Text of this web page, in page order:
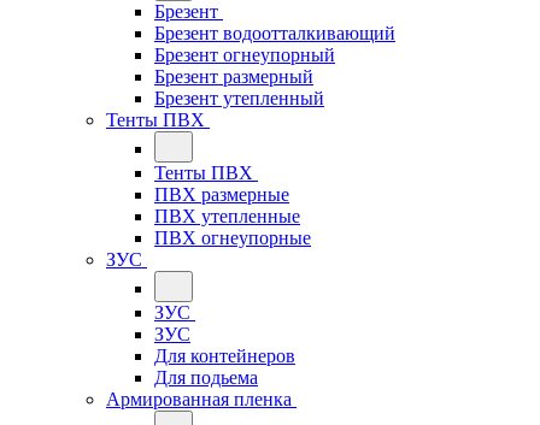
Брезент
Брезент водоотталкивающий
Брезент огнеупорный
Брезент размерный
Брезент утепленный
Тенты ПВХ
Тенты ПВХ
ПВХ размерные
ПВХ утепленные
ПВХ огнеупорные
ЗУС
ЗУС
ЗУС
Для контейнеров
Для подьема
Армированная пленка